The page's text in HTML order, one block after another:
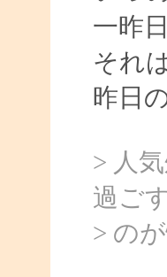
一昨
それ
昨日
> 人
過ご
> の